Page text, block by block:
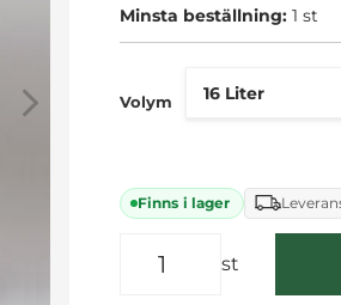
Smidig
Minsta beställning: 1 st
Volym
Finns i lager
st